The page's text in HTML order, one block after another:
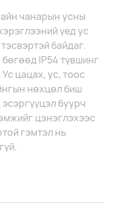
чанарын усны
үед ус
байдаг.
IP54 түвшинг
цацах, ус, тоос
нөхцөл биш
буурч
цэнэглэхээс
гэмтэл нь